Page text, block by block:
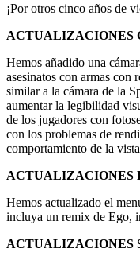
¡Por otros cinco años de
ACTUALIZACIONES
Hemos añadido una
asesinatos con armas con
similar a la cámara de la
aumentar la legibilidad
de los jugadores con
con los problemas de
comportamiento de la
ACTUALIZACIONES
Hemos actualizado el
incluya un remix de Ego,
ACTUALIZACIONES